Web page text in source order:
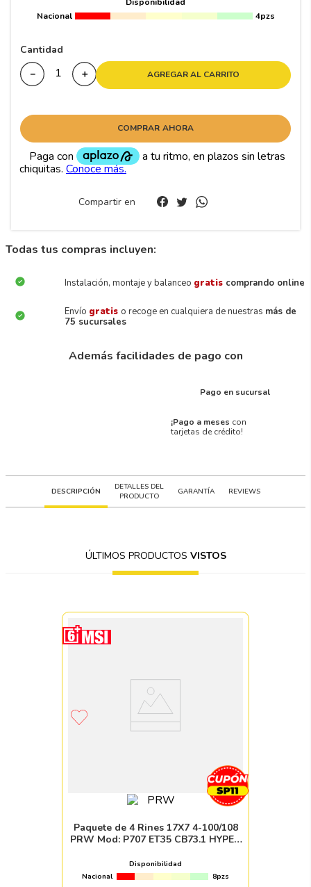
Nacional
4pzs
Cantidad
＋
－ AGREGAR AL CARRITO
COMPRAR AHORA
Compartir en
Todas tus compras incluyen:
Instalación, montaje y balanceo gratis comprando online
Envío gratis o recoge en cualquiera de nuestras más de
75 sucursales
Además facilidades de pago con
Pago en sucursal
¡Pago a meses con
tarjetas de crédito!
DESCRIPCIÓN
DETALLES DEL
PRODUCTO
GARANTÍA REVIEWS
ÚLTIMOS PRODUCTOS VISTOS
Paquete de 4 Rines 17X7 4-100/108
PRW Mod: P707 ET35 CB73.1 HYPER
Disponibilidad
Nacional
8pzs